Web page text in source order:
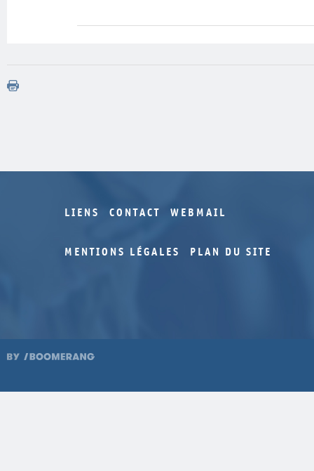
LIENS CONTACT WEBMAIL
MENTIONS LÉGALES PLAN DU SITE